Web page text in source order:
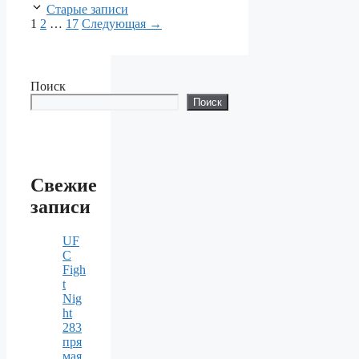
Старые записи
Страница
1 Страница
2 … Страница
17 Следующая →
Поиск
Поиск
Свежие
записи
UF
C
Figh
t
Nig
ht
283
пря